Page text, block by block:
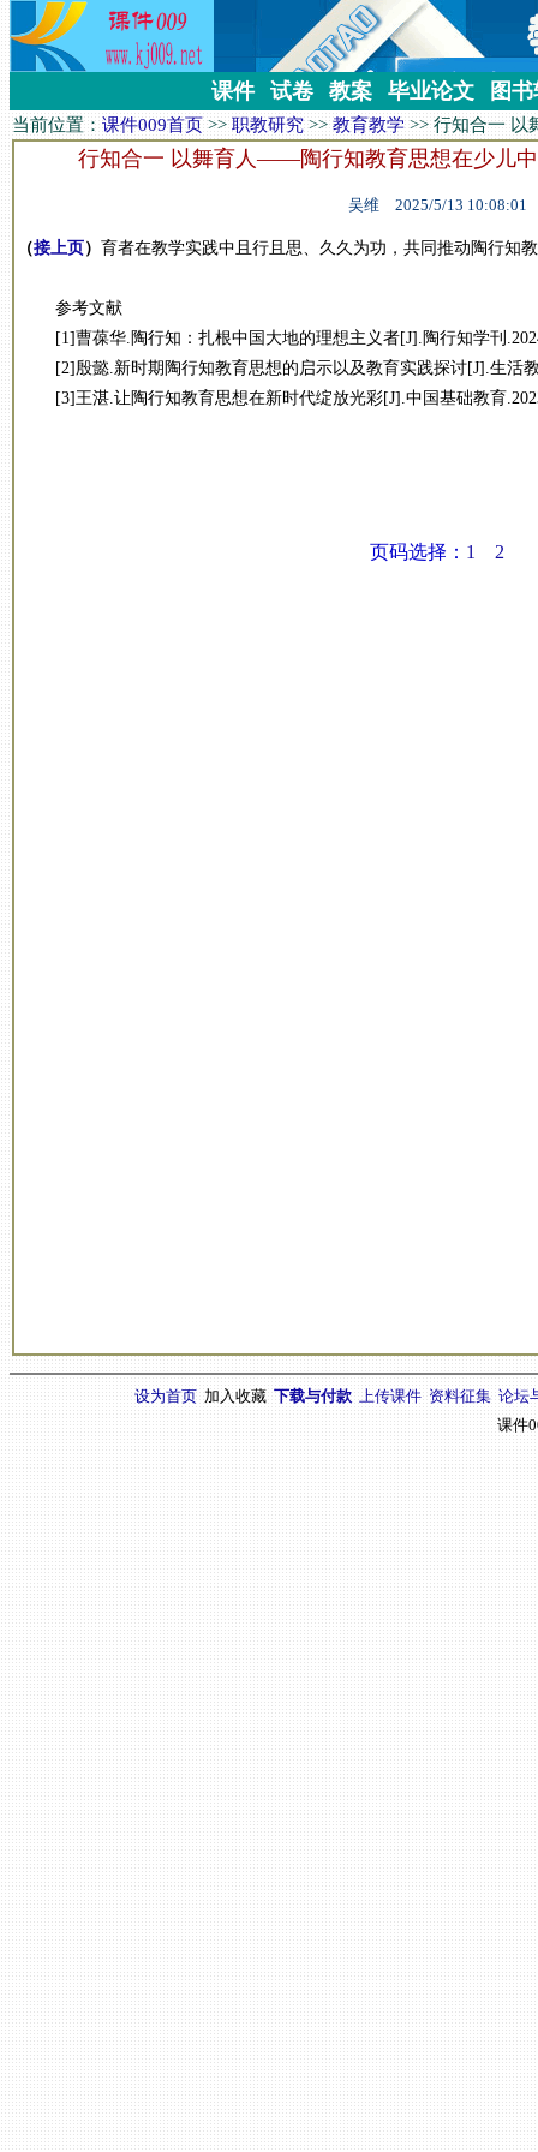
课件 试卷 教案 毕业论文 图
当前位置：课件009首页>>职教研究>>教育教学>>行知合一 以
行知合一 以舞育人——陶行知教育思想在少儿
吴维 2025/5/13 10:08:01
（接上页） 育者在教学实践中且行且思、久久为功，共同推动陶行知
参考文献
[1]曹葆华.陶行知：扎根中国大地的理想主义者[J].陶行知学刊
[2]殷懿.新时期陶行知教育思想的启示以及教育实践探讨[J].生活教
[3]王湛.让陶行知教育思想在新时代绽放光彩[J].中国基础教育
页码选择： 1 2
设为首页 加入收藏 下载与付款 上传课件 资料征集 论坛
课件